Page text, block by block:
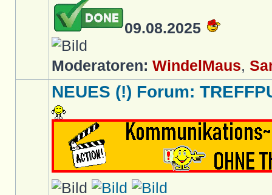
09.08.2025
Moderatoren: WindelMaus,
NEUES (!) Forum: